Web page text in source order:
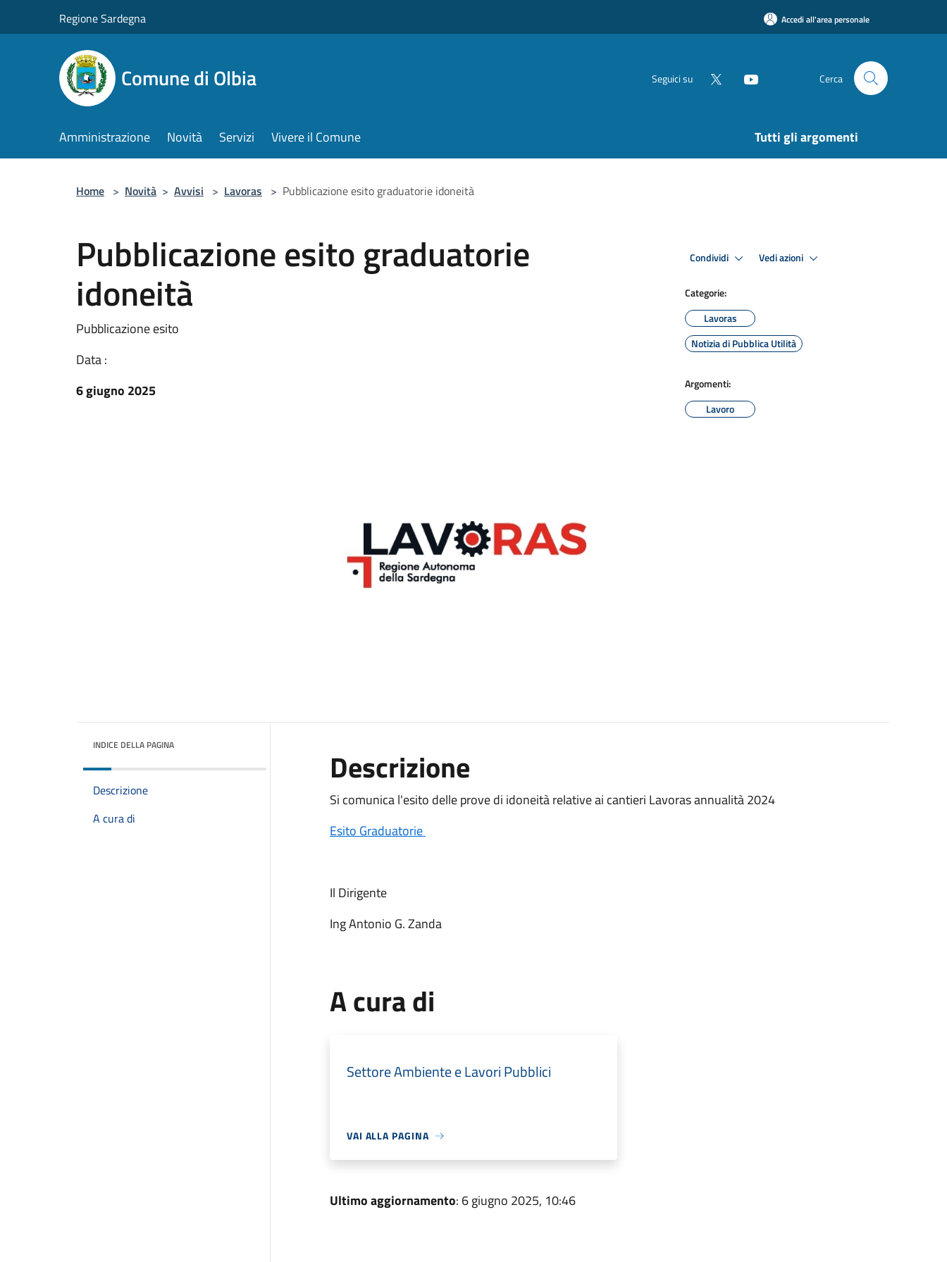
Regione Sardegna Accedi all'area personale
Comune di Olbia Seguici su Cerca
Amministrazione Novità Servizi Vivere il Comune Tutti gli argomenti
Home > Novità > Avvisi > Lavoras > Pubblicazione esito graduatorie idoneità
Pubblicazione esito graduatorie
idoneità
Pubblicazione esito
Data :
6 giugno 2025
Condividi Vedi azioni
Categorie:
Lavoras
Notizia di Pubblica Utilità
Argomenti:
Lavoro
INDICE DELLA PAGINA
Descrizione
A cura di
Descrizione
Si comunica l'esito delle prove di idoneità relative ai cantieri Lavoras annualità 2024
Esito Graduatorie
Il Dirigente
Ing Antonio G. Zanda
A cura di
Settore Ambiente e Lavori Pubblici
VAI ALLA PAGINA
Ultimo aggiornamento: 6 giugno 2025, 10:46